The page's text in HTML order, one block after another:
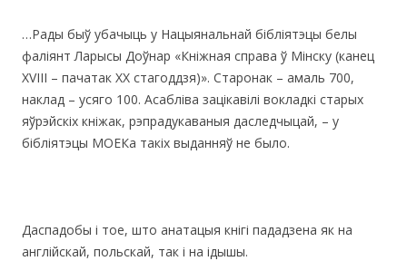
…Рады быў убачыць у Нацыянальнай бібліятэцы белы
фаліянт Ларысы Доўнар «Кніжная справа ў Мінску (канец
XVIII – пачатак ХХ стагоддзя)». Старонак – амаль 700,
наклад – усяго 100. Асабліва зацікавілі вокладкі старых
яўрэйскіх кніжак, рэпрадукаваныя даследчыцай, – у
бібліятэцы МОЕКа такіх выданняў не было.
Даспадобы і тое, што анатацыя кнігі пададзена як на
англійскай, польскай, так і на ідышы.